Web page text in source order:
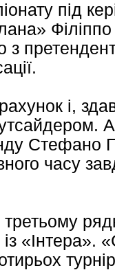
під
Філіппо
з
і,
Стефано
часу
із «Інтера».